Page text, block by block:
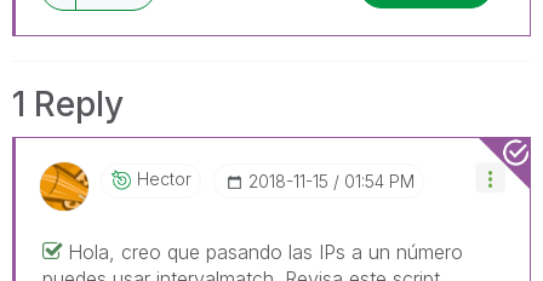
1 Reply
Hector ‎2018-11-15 01:54 PM
Hola, creo que pasando las IPs a un número